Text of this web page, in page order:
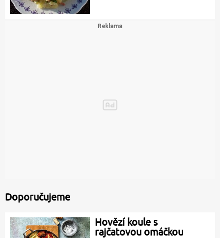
Doporučujeme
Hovězí koule s
rajčatovou omáčkou